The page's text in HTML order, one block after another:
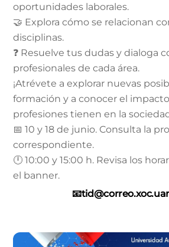
oportunidades laborales.
🤝 Explora cómo se relacionan
disciplinas.
❓ Resuelve tus dudas y dialoga
profesionales de cada área.
¡Atrévete a explorar nuevas
formación y a conocer el
profesiones tienen en la
📅 10 y 18 de junio. Consulta la
correspondiente.
🕛 10:00 y 15:00 h. Revisa los
el banner.